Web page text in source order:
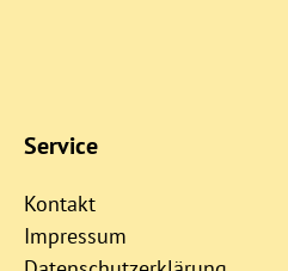
Service
Kontakt
Impressum